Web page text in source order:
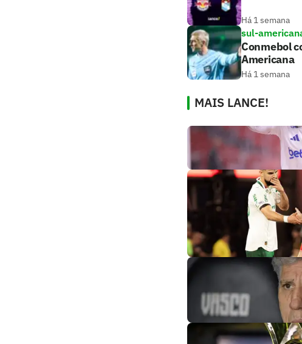
Há 1 semana
sul-
Conmebol
Americana
Há 1 semana
MAIS LANCE!